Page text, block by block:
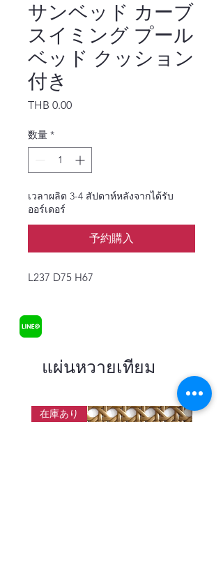
サンベッド カーブ
スイミング プール
ベッド クッション
付き
THB 0.00価格
数量 *
เวลาผลิต 3-4 สัปดาห์หลังจากได้รับ
ออร์เดอร์
予約購入
L237 D75 H67
แผ่นหวายเทียม
在庫あり